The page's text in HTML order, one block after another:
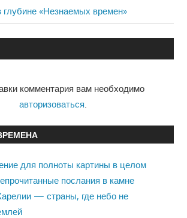
глубине «Незнаемых времен»
комментария вам необходимо
авторизоваться
для полноты картины в целом
послания в камне
— страны, где небо не